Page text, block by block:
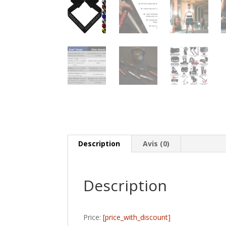
Description Avis (0)
Description
Price:[price_with_discount]